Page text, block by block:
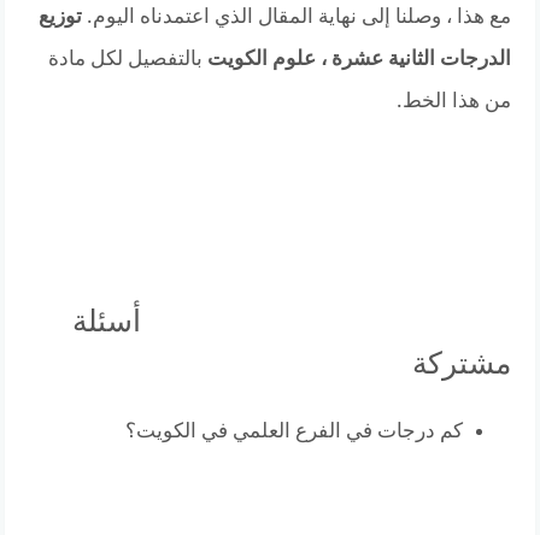
مع هذا ، وصلنا إلى نهاية المقال الذي اعتمدناه اليوم.توزيع
الدرجات الثانية عشرة ، علوم الكويت بالتفصيل لكل مادة
من هذا الخط.
أسئلة
مشتركة
كم درجات في الفرع العلمي في الكويت؟